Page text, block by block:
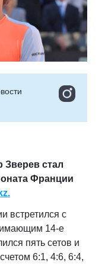
Зверев стал
Франции
встретился с
14-е
пять сетов и
6:1, 4:6, 6:4,